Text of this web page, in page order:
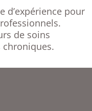
d’expérience pour
de soins
chroniques.